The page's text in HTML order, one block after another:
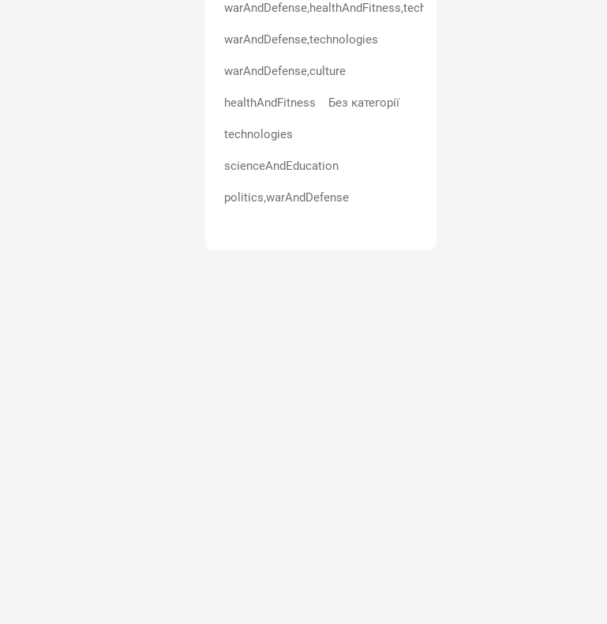
warAndDefense,healthAndFitness,technologies
warAndDefense,technologies
warAndDefense,culture
healthAndFitness Без категорії
technologies
scienceAndEducation
politics,warAndDefense